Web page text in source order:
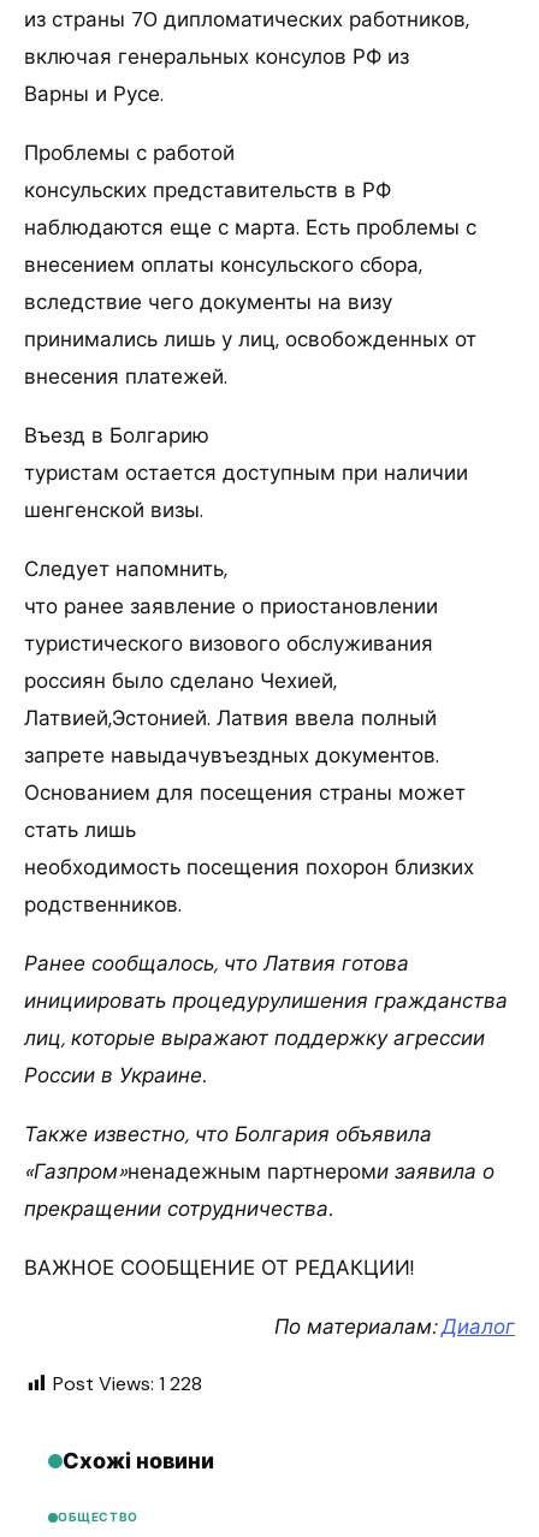
из страны 70 дипломатических работников,
включая генеральных консулов РФ из
Варны и Русе.
Проблемы с работой
консульских представительств в РФ
наблюдаются еще с марта. Есть проблемы с
внесением оплаты консульского сбора,
вследствие чего документы на визу
принимались лишь у лиц, освобожденных от
внесения платежей.
Въезд в Болгарию
туристам остается доступным при наличии
шенгенской визы.
Следует напомнить,
что ранее заявление о приостановлении
туристического визового обслуживания
россиян было сделано Чехией,
Латвией,Эстонией. Латвия ввела полный
запрете навыдачувъездных документов.
Основанием для посещения страны может
стать лишь
необходимость посещения похорон близких
родственников.
Ранее сообщалось, что Латвия готова
инициировать процедурулишения гражданства
лиц, которые выражают поддержку агрессии
России в Украине.
Также известно, что Болгария объявила
«Газпром»ненадежным партнероми заявила о
прекращении сотрудничества.
ВАЖНОЕ СООБЩЕНИЕ ОТ РЕДАКЦИИ!
По материалам:Диалог
Post Views: 1 228
Схожі новини
ОБЩЕСТВО